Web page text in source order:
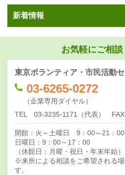
新着情報
お気軽にご相
東京ボランティア・市民活動セ
03-6265-0272
（企業専用ダイヤル）
TEL 03-3235-1171
（代表）
開館：火～土曜日 9：00～21：
日曜日：9：00～17：00
（休館日：月曜・祝日・年末年始）
※来所による相談をご希望される
す。